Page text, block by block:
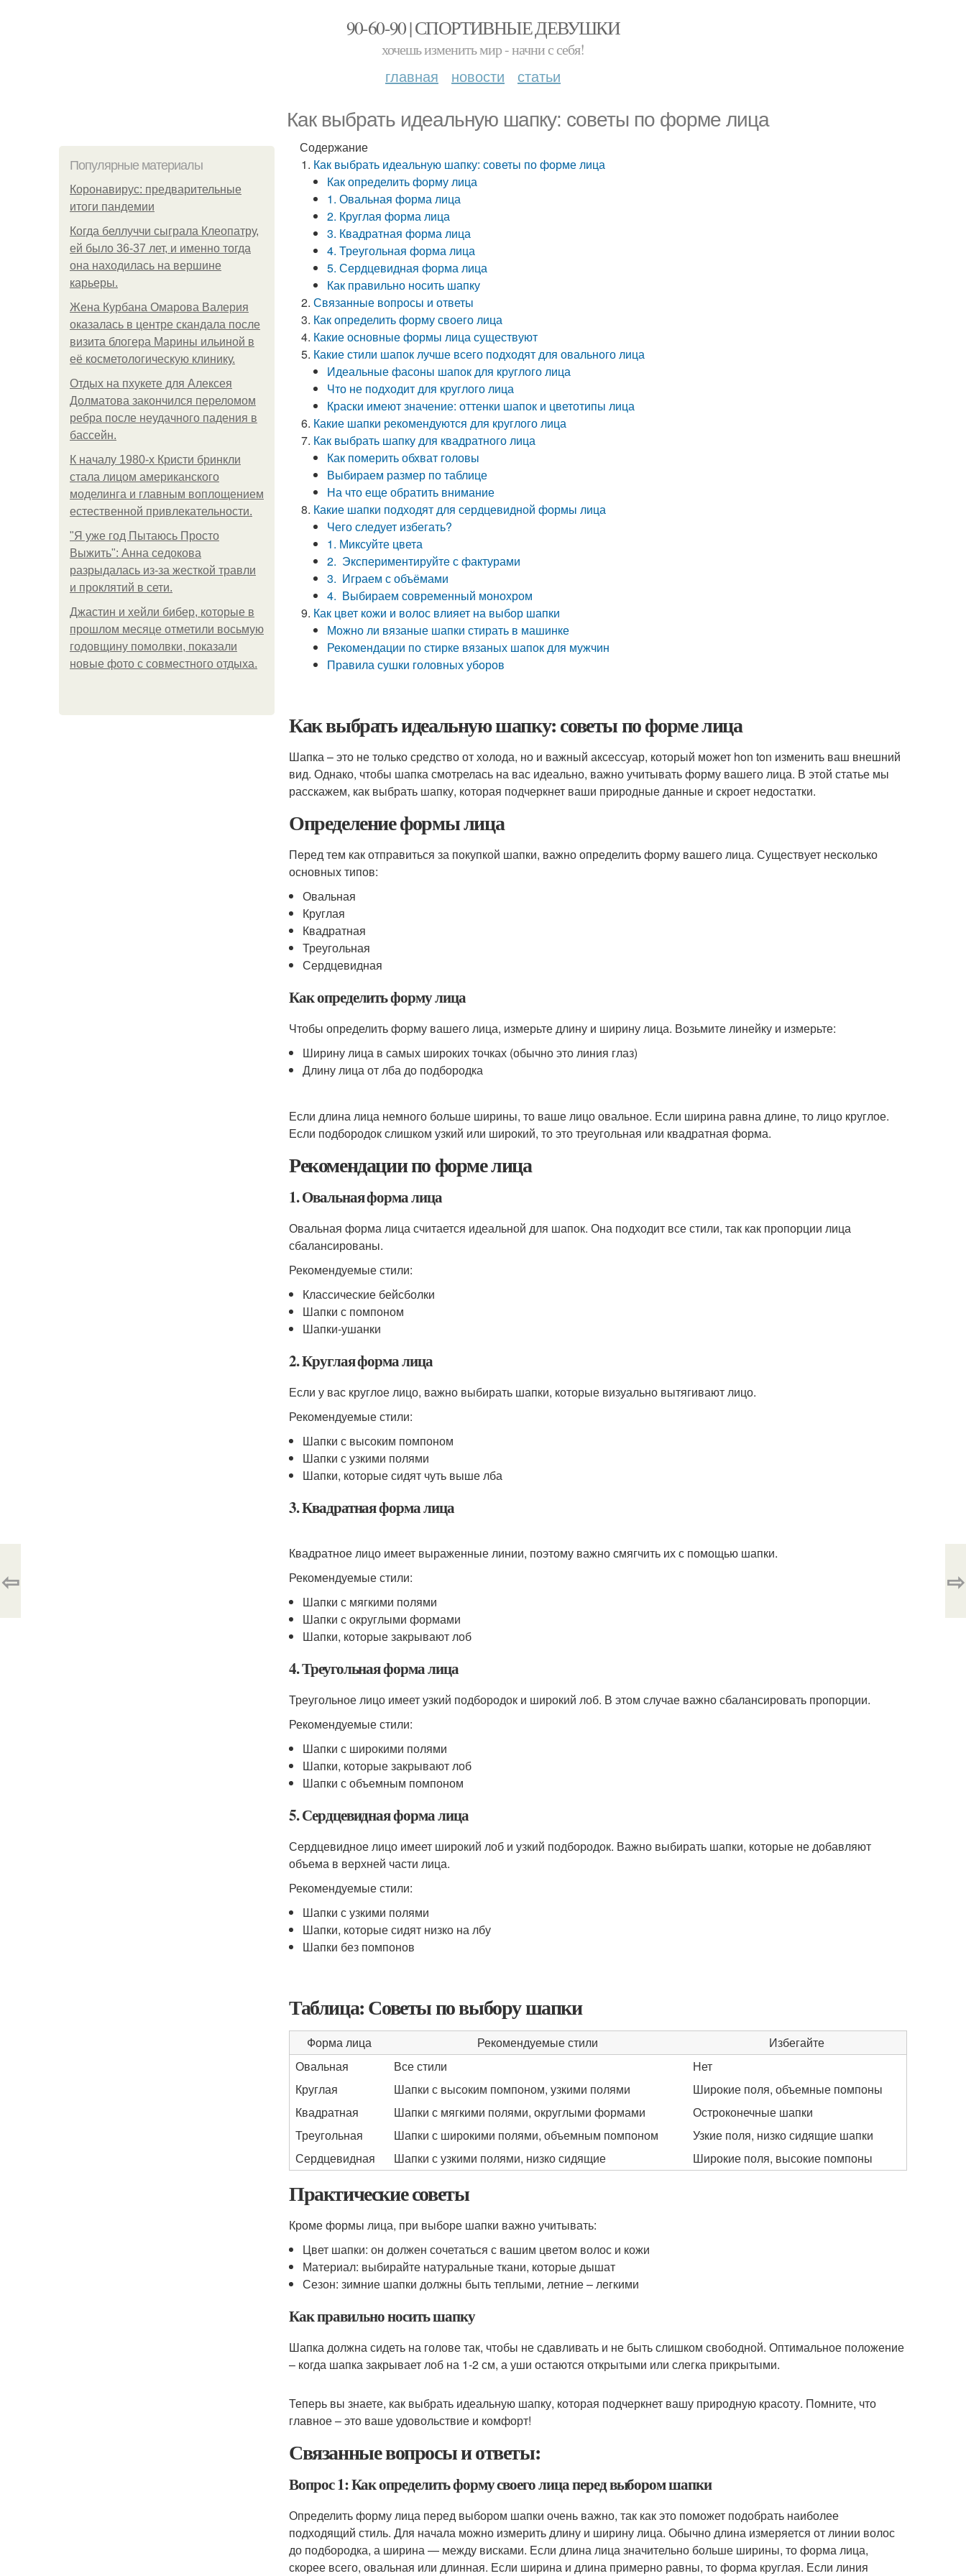
90-60-90 | СПОРТИВНЫЕ ДЕВУШКИ
хочешь изменить мир - начни с себя!
главная новости статьи
Как выбрать идеальную шапку: советы по форме лица
Популярные материалы
Коронавирус: предварительные
итоги пандемии
Когда беллуччи сыграла Клеопатру,
ей было 36-37 лет, и именно тогда
она находилась на вершине
карьеры.
Жена Курбана Омарова Валерия
оказалась в центре скандала после
визита блогера Марины ильиной в
её косметологическую клинику.
Отдых на пхукете для Алексея
Долматова закончился переломом
ребра после неудачного падения в
бассейн.
К началу 1980-х Кристи бринкли
стала лицом американского
моделинга и главным воплощением
естественной привлекательности.
"Я уже год Пытаюсь Просто
Выжить": Анна седокова
разрыдалась из-за жесткой травли
и проклятий в сети.
Джастин и хейли бибер, которые в
прошлом месяце отметили восьмую
годовщину помолвки, показали
новые фото с совместного отдыха.
Содержание
Как выбрать идеальную шапку: советы по форме лица
Как определить форму лица
1. Овальная форма лица
2. Круглая форма лица
3. Квадратная форма лица
4. Треугольная форма лица
5. Сердцевидная форма лица
Как правильно носить шапку
Связанные вопросы и ответы
Как определить форму своего лица
Какие основные формы лица существуют
Какие стили шапок лучше всего подходят для овального лица
Идеальные фасоны шапок для круглого лица
Что не подходит для круглого лица
Краски имеют значение: оттенки шапок и цветотипы лица
Какие шапки рекомендуются для круглого лица
Как выбрать шапку для квадратного лица
Как померить обхват головы
Выбираем размер по таблице
На что еще обратить внимание
Какие шапки подходят для сердцевидной формы лица
Чего следует избегать?
1. Миксуйте цвета
2. Экспериментируйте с фактурами
3. Играем с объёмами
4. Выбираем современный монохром
Как цвет кожи и волос влияет на выбор шапки
Можно ли вязаные шапки стирать в машинке
Рекомендации по стирке вязаных шапок для мужчин
Правила сушки головных уборов
Как выбрать идеальную шапку: советы по форме лица
Шапка – это не только средство от холода, но и важный аксессуар, который может hon ton изменить ваш внешний
вид. Однако, чтобы шапка смотрелась на вас идеально, важно учитывать форму вашего лица. В этой статье мы
расскажем, как выбрать шапку, которая подчеркнет ваши природные данные и скроет недостатки.
Определение формы лица
Перед тем как отправиться за покупкой шапки, важно определить форму вашего лица. Существует несколько
основных типов:
Овальная
Круглая
Квадратная
Треугольная
Сердцевидная
Как определить форму лица
Чтобы определить форму вашего лица, измерьте длину и ширину лица. Возьмите линейку и измерьте:
Ширину лица в самых широких точках (обычно это линия глаз)
Длину лица от лба до подбородка
Если длина лица немного больше ширины, то ваше лицо овальное. Если ширина равна длине, то лицо круглое.
Если подбородок слишком узкий или широкий, то это треугольная или квадратная форма.
Рекомендации по форме лица
1. Овальная форма лица
Овальная форма лица считается идеальной для шапок. Она подходит все стили, так как пропорции лица
сбалансированы.
Рекомендуемые стили:
Классические бейсболки
Шапки с помпоном
Шапки-ушанки
2. Круглая форма лица
Если у вас круглое лицо, важно выбирать шапки, которые визуально вытягивают лицо.
Рекомендуемые стили:
Шапки с высоким помпоном
Шапки с узкими полями
Шапки, которые сидят чуть выше лба
3. Квадратная форма лица
Квадратное лицо имеет выраженные линии, поэтому важно смягчить их с помощью шапки.
Рекомендуемые стили:
Шапки с мягкими полями
Шапки с округлыми формами
Шапки, которые закрывают лоб
4. Треугольная форма лица
Треугольное лицо имеет узкий подбородок и широкий лоб. В этом случае важно сбалансировать пропорции.
Рекомендуемые стили:
Шапки с широкими полями
Шапки, которые закрывают лоб
Шапки с объемным помпоном
5. Сердцевидная форма лица
Сердцевидное лицо имеет широкий лоб и узкий подбородок. Важно выбирать шапки, которые не добавляют
объема в верхней части лица.
Рекомендуемые стили:
Шапки с узкими полями
Шапки, которые сидят низко на лбу
Шапки без помпонов
Таблица: Советы по выбору шапки
Форма лица Рекомендуемые стили
Избегайте
Овальная
Все стили
Нет
Круглая
Шапки с высоким помпоном, узкими полями
Широкие поля, объемные помпоны
Квадратная
Шапки с мягкими полями, округлыми формами
Остроконечные шапки
Треугольная
Шапки с широкими полями, объемным помпоном
Узкие поля, низко сидящие шапки
Сердцевидная
Шапки с узкими полями, низко сидящие Широкие поля, высокие помпоны
Практические советы
Кроме формы лица, при выборе шапки важно учитывать:
Цвет шапки: он должен сочетаться с вашим цветом волос и кожи
Материал: выбирайте натуральные ткани, которые дышат
Сезон: зимние шапки должны быть теплыми, летние – легкими
Как правильно носить шапку
Шапка должна сидеть на голове так, чтобы не сдавливать и не быть слишком свободной. Оптимальное положение
– когда шапка закрывает лоб на 1-2 см, а уши остаются открытыми или слегка прикрытыми.
Теперь вы знаете, как выбрать идеальную шапку, которая подчеркнет вашу природную красоту. Помните, что
главное – это ваше удовольствие и комфорт!
Связанные вопросы и ответы:
Вопрос 1: Как определить форму своего лица перед выбором шапки
Определить форму лица перед выбором шапки очень важно, так как это поможет подобрать наиболее
подходящий стиль. Для начала можно измерить длину и ширину лица. Обычно длина измеряется от линии волос
до подбородка, а ширина — между висками. Если длина лица значительно больше ширины, то форма лица,
скорее всего, овальная или длинная. Если ширина и длина примерно равны, то форма круглая. Если линия
⇦ ⇨